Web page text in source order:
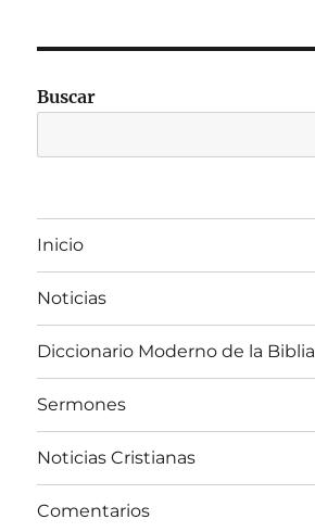
Buscar
Inicio
Noticias
Diccionario Moderno de la Biblia
Sermones
Noticias Cristianas
Comentarios